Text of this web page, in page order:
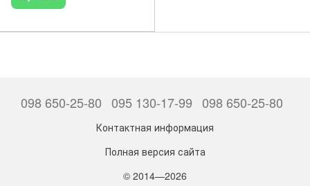
098 650-25-80 095 130-17-99 098 650-25-80
Контактная информация
Полная версия сайта
© 2014—2026